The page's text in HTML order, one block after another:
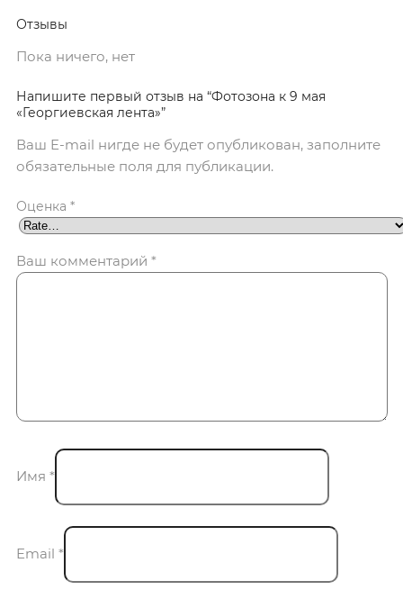
Отзывы
Пока ничего, нет
Напишите первый отзыв на “Фотозона к 9 мая
«Георгиевская лента»”
Ваш E-mail нигде не будет опубликован, заполните
обязательные поля для публикации.
Оценка *
Ваш комментарий *
Имя *
Email *